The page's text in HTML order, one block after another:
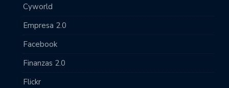
Cyworld
Empresa 2.0
Facebook
Finanzas 2.0
Flickr